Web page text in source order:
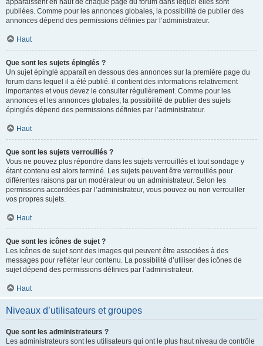
apparaissent en haut de chaque page du forum dans lequel elles sont
publiées. Comme pour les annonces globales, la possibilité de publier des
annonces dépend des permissions définies par l’administrateur.
Haut
Que sont les sujets épinglés ?
Un sujet épinglé apparaît en dessous des annonces sur la première page du
forum dans lequel il a été publié. il contient des informations relativement
importantes et vous devez le consulter régulièrement. Comme pour les
annonces et les annonces globales, la possibilité de publier des sujets
épinglés dépend des permissions définies par l’administrateur.
Haut
Que sont les sujets verrouillés ?
Vous ne pouvez plus répondre dans les sujets verrouillés et tout sondage y
étant contenu est alors terminé. Les sujets peuvent être verrouillés pour
différentes raisons par un modérateur ou un administrateur. Selon les
permissions accordées par l’administrateur, vous pouvez ou non verrouiller
vos propres sujets.
Haut
Que sont les icônes de sujet ?
Les icônes de sujet sont des images qui peuvent être associées à des
messages pour refléter leur contenu. La possibilité d’utiliser des icônes de
sujet dépend des permissions définies par l’administrateur.
Haut
Niveaux d’utilisateurs et groupes
Que sont les administrateurs ?
Les administrateurs sont les utilisateurs qui ont le plus haut niveau de contrôle